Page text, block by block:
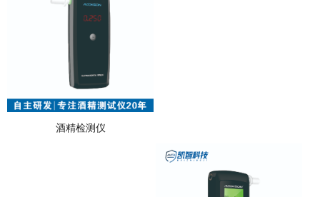
酒精检测仪